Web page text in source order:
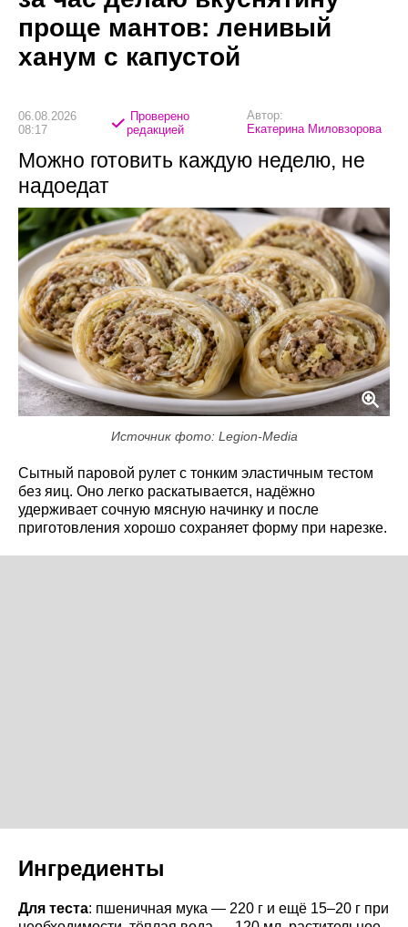
проще мантов: ленивый
ханум с капустой
06.08.2026
08:17
Проверено
редакцией
Автор:
Екатерина Миловзорова
Можно готовить каждую неделю, не
надоедат
Источник фото: Legion-Media
Сытный паровой рулет с тонким эластичным тестом
без яиц. Оно легко раскатывается, надёжно
удерживает сочную мясную начинку и после
приготовления хорошо сохраняет форму при нарезке.
Ингредиенты
Для теста: пшеничная мука — 220 г и ещё 15–20 г при